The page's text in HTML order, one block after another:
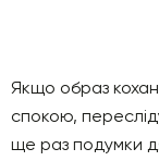
Якщо образ
спокою,
ще раз подумки